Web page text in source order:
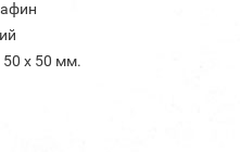
50 x 50 мм.